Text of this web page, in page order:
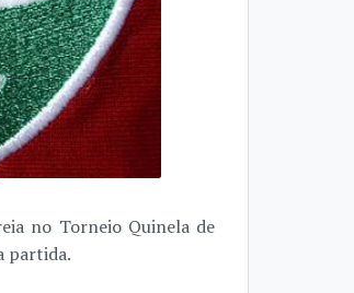
no Torneio Quinela de
partida.